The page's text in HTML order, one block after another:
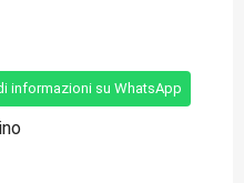
informazioni su WhatsApp